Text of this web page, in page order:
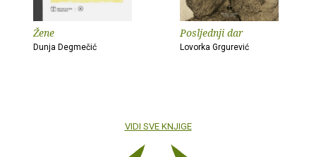
Žene
Dunja Degmečić
Posljednji dar
Lovorka Grgurević
VIDI SVE KNJIGE